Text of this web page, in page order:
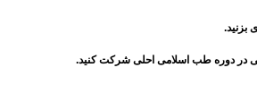
بزنید.
دردوره طب اسلامی احلی شرکت کنید.